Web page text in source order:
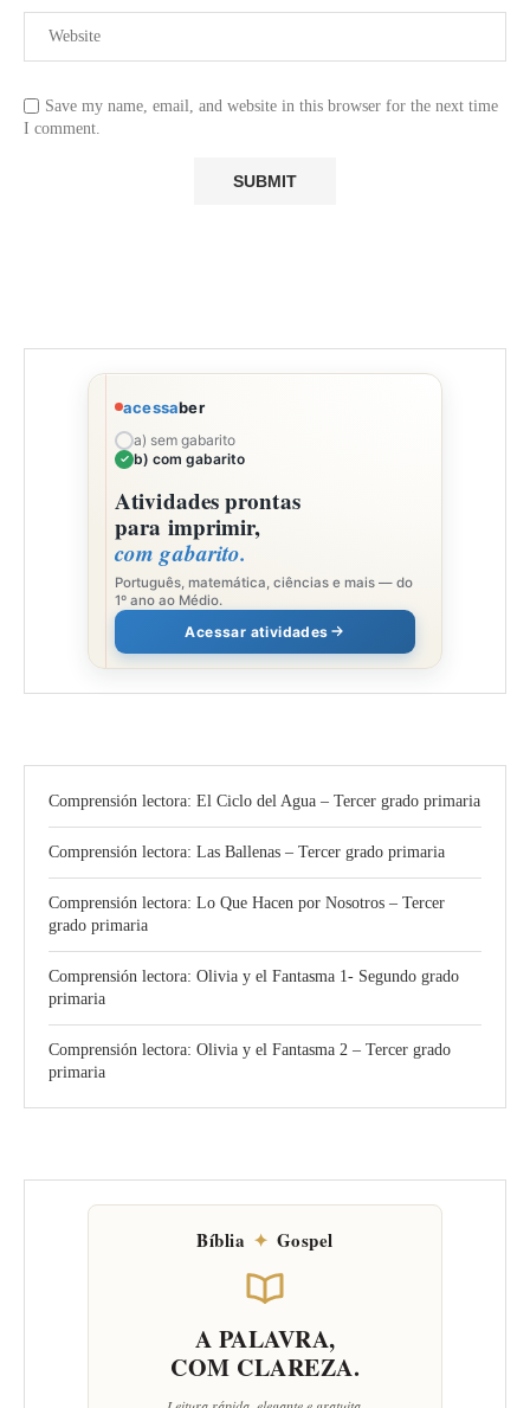
Save my name, email, and website in this browser for the next time
I comment.
acessaber
a) sem gabarito
b) com gabarito
Atividades prontas
para imprimir,
com gabarito.
Português, matemática, ciências e mais — do
1º ano ao Médio.
Acessar atividades
Comprensión lectora: El Ciclo del Agua – Tercer grado primaria
Comprensión lectora: Las Ballenas – Tercer grado primaria
Comprensión lectora: Lo Que Hacen por Nosotros – Tercer
grado primaria
Comprensión lectora: Olivia y el Fantasma 1- Segundo grado
primaria
Comprensión lectora: Olivia y el Fantasma 2 – Tercer grado
primaria
Bíblia ✦ Gospel
A PALAVRA,
COM CLAREZA.